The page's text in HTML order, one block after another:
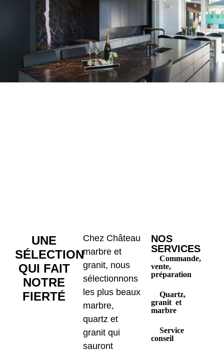
UNE
SÉLECTION
QUI FAIT
NOTRE
FIERTÉ
Chez Château
marbre et
granit, nous
sélectionnons
les plus beaux
marbre,
quartz et
granit qui
sauront
NOS
SERVICES
Commande,
vente,
préparation
Quartz,
granit et
marbre
Service
conseil